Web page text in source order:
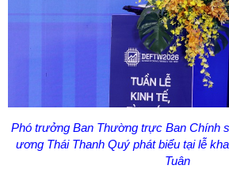
Phó trưởng Ban Thường trực Ban Chính
ương Thái Thanh Quý phát biểu tại lễ
Tuân